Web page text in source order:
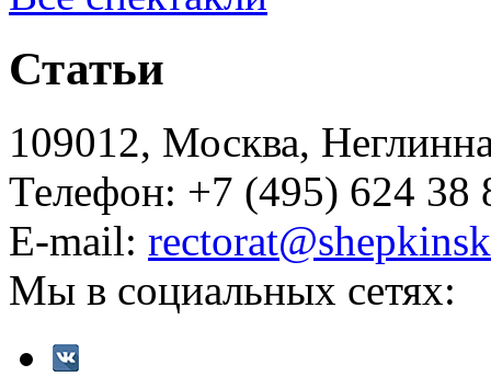
Статьи
109012, Москва,
Телефон: +7 (495) 624 38
E-mail:
Мы в социальных сетях: